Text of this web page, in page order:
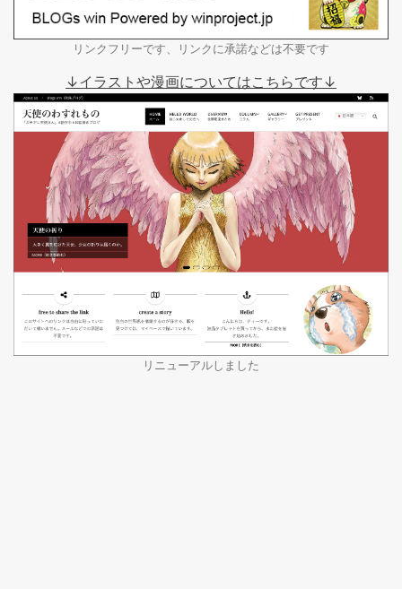
リンクフリーです、リンクに承諾などは不要です
↓イラストや漫画についてはこちらです↓
リニューアルしました